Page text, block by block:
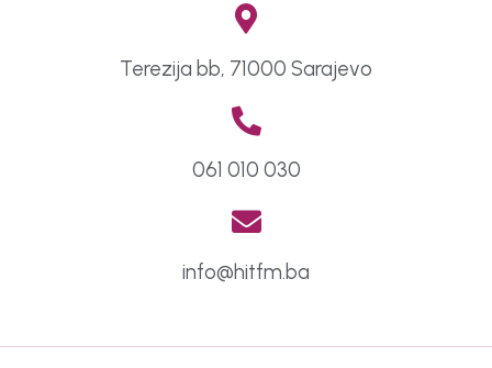
Terezija bb, 71000 Sarajevo
061 010 030
info@hitfm.ba